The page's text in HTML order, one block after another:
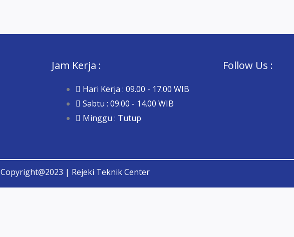
Jam Kerja :
Hari Kerja : 09.00 - 17.00 WIB
Sabtu : 09.00 - 14.00 WIB
Minggu : Tutup
Follow Us :
Copyright@2023 | Rejeki Teknik Center